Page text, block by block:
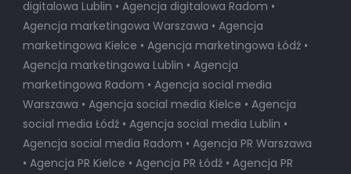
digitalowa Lublin • Agencja digitalowa Radom •
Agencja marketingowa Warszawa • Agencja
marketingowa Kielce • Agencja marketingowa Łódź •
Agencja marketingowa Lublin • Agencja
marketingowa Radom • Agencja social media
Warszawa • Agencja social media Kielce • Agencja
social media Łódź • Agencja social media Lublin •
Agencja social media Radom • Agencja PR Warszawa
• Agencja PR Kielce • Agencja PR Łódź • Agencja PR